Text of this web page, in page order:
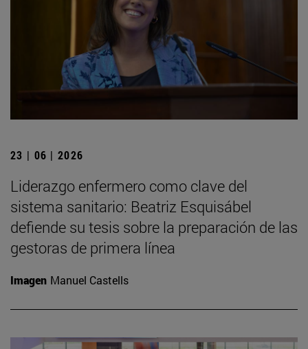
23 | 06 | 2026
Liderazgo enfermero como clave del
sistema sanitario: Beatriz Esquisábel
defiende su tesis sobre la preparación de las
gestoras de primera línea
Imagen Manuel Castells